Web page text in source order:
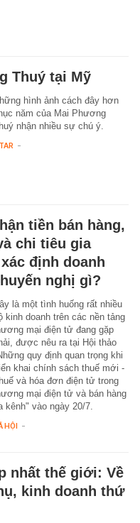
Thuý tại Mỹ
hình ảnh cách đây hơn
năm của Mai Phương
nhận nhiều sự chú ý.
-
tiền bán hàng,
chi tiêu gia
định doanh
nghị gì?
là một tình huống rất nhiều
kinh doanh trên các nền tảng
mại điện tử đang gặp
được nêu ra tại Hội thảo
quy định quan trọng khi
khai chính sách thuế mới -
và hóa đơn điện tử trong
mại điện tử và bán hàng
kênh" vào ngày 20/7.
HỘI -
nhất thế giới: Về
kinh doanh thứ